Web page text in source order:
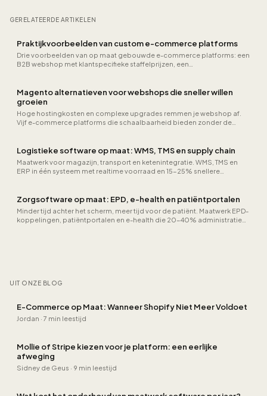
GERELATEERDE ARTIKELEN
Praktijkvoorbeelden van custom e-commerce platforms
Drie voorbeelden van op maat gebouwde e-commerce platforms: een
B2B webshop met klantspecifieke staffelprijzen, een
resultaten.
Magento alternatieven voor webshops die sneller willen
groeien
Hoge hostingkosten en complexe upgrades remmen je webshop af.
Vijf e-commerce platforms die schaalbaarheid bieden zonder de
Logistieke software op maat: WMS, TMS en supply chain
Maatwerk voor magazijn, transport en ketenintegratie. WMS, TMS en
ERP in één systeem met realtime voorraad en 15-25% snellere
Zorgsoftware op maat: EPD, e-health en patiëntportalen
Minder tijd achter het scherm, meer tijd voor de patiënt. Maatwerk EPD-
koppelingen, patiëntportalen en e-health die 20-40% administratie
UIT ONZE BLOG
E-Commerce op Maat: Wanneer Shopify Niet Meer Voldoet
Jordan · 7 min leestijd
Mollie of Stripe kiezen voor je platform: een eerlijke
afweging
Sidney de Geus · 9 min leestijd